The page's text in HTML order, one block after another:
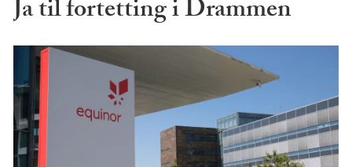
Ja til fortetting i Drammen